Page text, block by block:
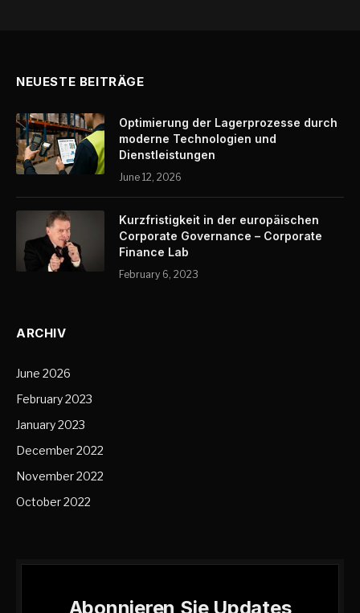
NEUESTE BEITRÄGE
Optimierung der Lagerprozesse durch
moderne Technologien und
Dienstleistungen
June 12, 2026
Kurzfristigkeit in der europäischen
Corporate Governance – Corporate
Finance Lab
February 6, 2023
ARCHIV
June 2026
February 2023
January 2023
December 2022
November 2022
October 2022
Abonnieren Sie Updates